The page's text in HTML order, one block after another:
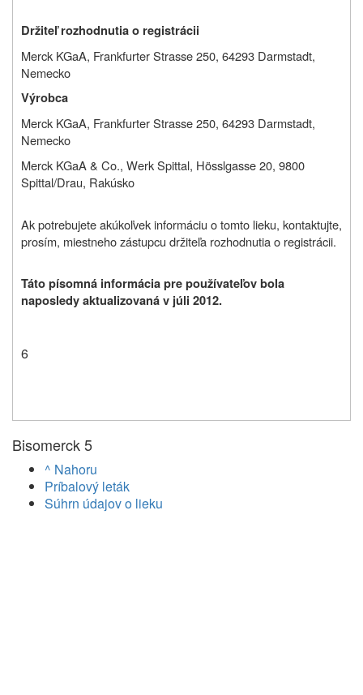
Držiteľ rozhodnutia o registrácii
Merck KGaA, Frankfurter Strasse 250, 64293 Darmstadt,
Nemecko
Výrobca
Merck KGaA, Frankfurter Strasse 250, 64293 Darmstadt,
Nemecko
Merck KGaA & Co., Werk Spittal, Hösslgasse 20, 9800
Spittal/Drau, Rakúsko
Ak potrebujete akúkoľvek informáciu o tomto lieku, kontaktujte,
prosím, miestneho zástupcu držiteľa rozhodnutia o registrácii.
Táto písomná informácia pre používateľov bola
naposledy aktualizovaná v júli 2012.
6
Bisomerck 5
^ Nahoru
Príbalový leták
Súhrn údajov o lieku